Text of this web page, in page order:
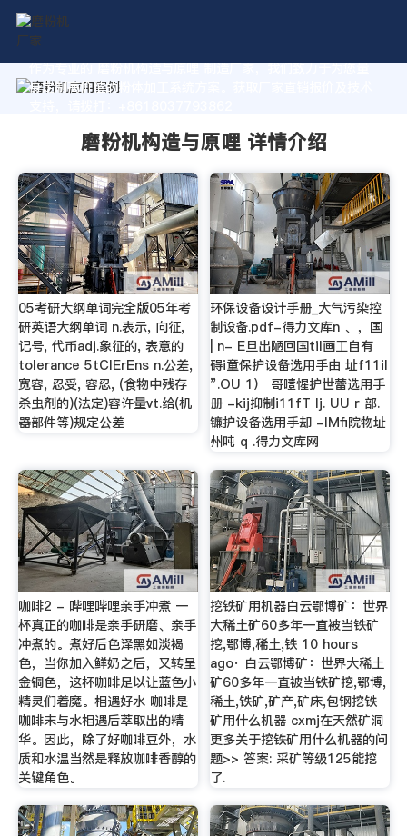
作为专业的 磨粉机构造与原哩 制造厂家，我们致力于为您量
身定制高价值的粉体加工系统方案。获取厂家直销报价及技术
磨粉机构造与原哩 详情介绍
05考研大纲单词完全版05年考
研英语大纲单词 n.表示, 向征,
记号, 代币adj.象征的, 表意的
tolerance 5tClErEns n.公差,
宽容, 忍受, 容忍, (食物中残存
杀虫剂的)(法定)容许量vt.给(机
器部件等)规定公差
环保设备设计手册_大气污染控
制设备.pdf-得力文库n 、，国
| n- E旦出陋回国til画工自有
碍i童保护设备选用手由 址f11il
”.OU 1） 哥噎惺护世蕾选用手
册 -kij抑制i11fT lj. UU r 部.
镰护设备选用手却 -IMfi院物址
州吨 q .得力文库网
咖啡2 - 哔哩哔哩亲手冲煮 一
杯真正的咖啡是亲手研磨、亲手
冲煮的。煮好后色泽黑如淡褐
色，当你加入鲜奶之后，又转呈
金铜色，这杯咖啡足以让蓝色小
精灵们着魔。相遇好水 咖啡是
咖啡末与水相遇后萃取出的精
华。因此，除了好咖啡豆外，水
质和水温当然是释放咖啡香醇的
关键角色。
挖铁矿用机器白云鄂博矿：世界
大稀土矿60多年一直被当铁矿
挖,鄂博,稀土,铁 10 hours
ago· 白云鄂博矿：世界大稀土
矿60多年一直被当铁矿挖,鄂博,
稀土,铁矿,矿产,矿床,包钢挖铁
矿用什么机器 cxmj在天然矿洞
更多关于挖铁矿用什么机器的问
题>> 答案: 采矿等级125能挖
了.